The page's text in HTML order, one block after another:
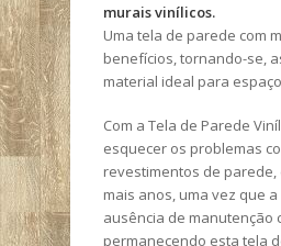
murais vinílicos.
Uma tela de parede com
benefícios, tornando-se,
material ideal para
Com a Tela de Parede
esquecer os problemas
revestimentos de
mais anos, uma vez que
ausência de manutenção
permanecendo esta tela